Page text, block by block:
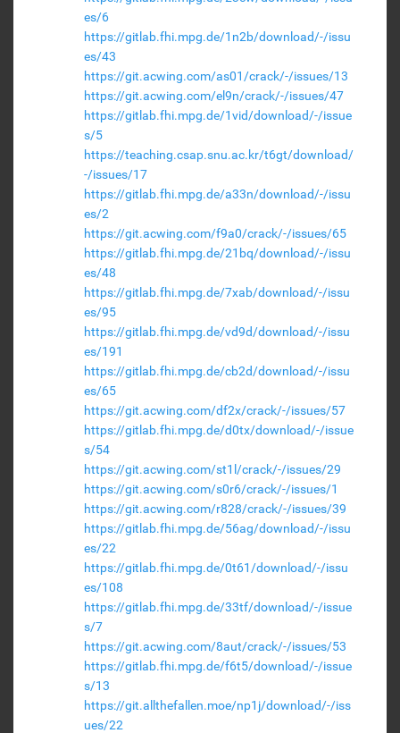
es/6
https://gitlab.fhi.mpg.de/1n2b/download/-/issu
es/43
https://git.acwing.com/as01/crack/-/issues/13
https://git.acwing.com/el9n/crack/-/issues/47
https://gitlab.fhi.mpg.de/1vid/download/-/issue
s/5
https://teaching.csap.snu.ac.kr/t6gt/download/
-/issues/17
https://gitlab.fhi.mpg.de/a33n/download/-/issu
es/2
https://git.acwing.com/f9a0/crack/-/issues/65
https://gitlab.fhi.mpg.de/21bq/download/-/issu
es/48
https://gitlab.fhi.mpg.de/7xab/download/-/issu
es/95
https://gitlab.fhi.mpg.de/vd9d/download/-/issu
es/191
https://gitlab.fhi.mpg.de/cb2d/download/-/issu
es/65
https://git.acwing.com/df2x/crack/-/issues/57
https://gitlab.fhi.mpg.de/d0tx/download/-/issue
s/54
https://git.acwing.com/st1l/crack/-/issues/29
https://git.acwing.com/s0r6/crack/-/issues/1
https://git.acwing.com/r828/crack/-/issues/39
https://gitlab.fhi.mpg.de/56ag/download/-/issu
es/22
https://gitlab.fhi.mpg.de/0t61/download/-/issu
es/108
https://gitlab.fhi.mpg.de/33tf/download/-/issue
s/7
https://git.acwing.com/8aut/crack/-/issues/53
https://gitlab.fhi.mpg.de/f6t5/download/-/issue
s/13
https://git.allthefallen.moe/np1j/download/-/iss
ues/22